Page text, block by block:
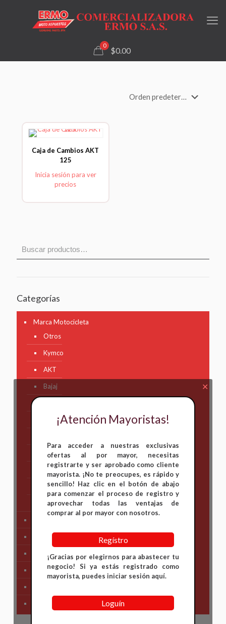
0
$0.00
Caja de Cambios AKT
125
Inicia sesión para ver
precios
Categorías
Marca Motocicleta
Otros
Kymco
AKT
Bajaj
Honda
KTM
Suzuki
TVS
Yamaha
Partes de Motor
Partes del Chasis
SIstema Eléctrico
✕
¡Atención Mayoristas!
Para acceder a nuestras exclusivas
ofertas al por mayor, necesitas
registrarte y ser aprobado como cliente
mayorista. ¡No te preocupes, es rápido y
sencillo! Haz clic en el botón de abajo
para comenzar el proceso de registro y
aprovechar todas las ventajas de
comprar al por mayor con nosotros.
Regístro
¡Gracias por elegirnos para abastecer tu
negocio! Si ya estás registrado como
mayorista, puedes iniciar sesión aquí.
Loguín